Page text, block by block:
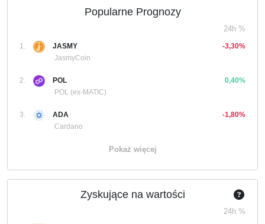
Popularne Prognozy
24h %
1.
JASMY
JasmyCoin
-3,30%
2.
POL
POL (ex-MATIC)
0,40%
3.
ADA
Cardano
-1,80%
Pokaż więcej
Zyskujące na wartości
24h %